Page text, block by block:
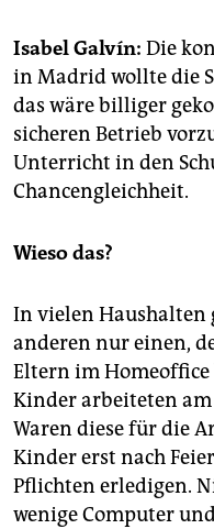
Isabel Galvín: Die
in Madrid wollte die
das wäre billiger
sicheren Betrieb
Unterricht in den
Chancengleichheit.
Wieso das?
In vielen Haushalten
anderen nur einen,
Eltern im
Kinder arbeiteten
Waren diese für die
Kinder erst nach
Pflichten erledigen.
wenige Computer